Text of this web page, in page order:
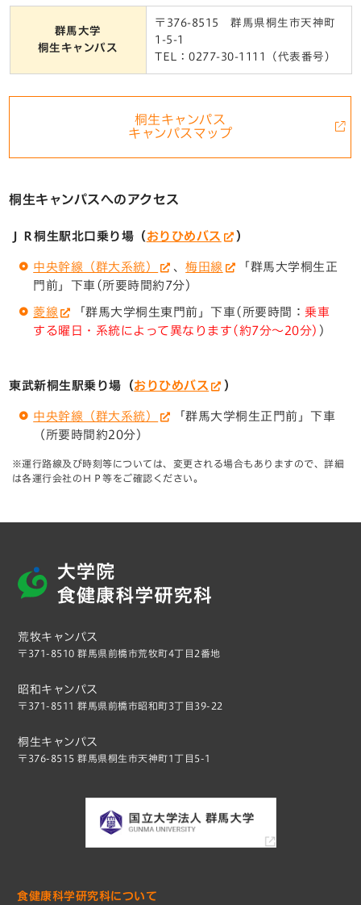
群馬大学
桐生キャンパス
〒376-8515 群馬県桐生市天神町
1-5-1
TEL：0277-30-1111（代表番号）
桐生キャンパス
キャンパスマップ
桐生キャンパスへのアクセス
ＪＲ桐生駅北口乗り場（ おりひめバス ）
中央幹線（群大系統） 、梅田線
「群馬大学桐生正
門前」下車(所要時間約7分)
菱線 「群馬大学桐生東門前」下車(所要時間：乗車
する曜日・系統によって異なります(約7分～20分) )
東武新桐生駅乗り場（おりひめバス ）
中央幹線（群大系統）
「群馬大学桐生正門前」下車
（所要時間約20分）
※運行路線及び時刻等については、変更される場合もありますので、詳細
は各運行会社のＨＰ等をご確認ください。
荒牧キャンパス
〒371-8510 群馬県前橋市荒牧町4丁目2番地
昭和キャンパス
〒371-8511 群馬県前橋市昭和町3丁目39-22
桐生キャンパス
〒376-8515 群馬県桐生市天神町1丁目5-1
食健康科学研究科について